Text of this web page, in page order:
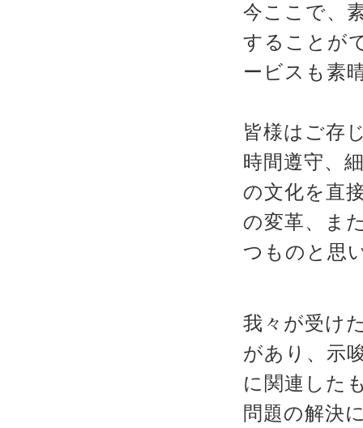
今ここで、
することが
ービスも素
皆様はご存
時間遵守、
の文化を直
の変革、ま
つものと思
我々が受け
があり、示
に関連した
問題の解決